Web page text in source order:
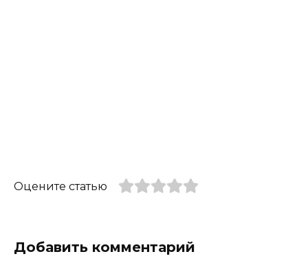
Оцените статью
Добавить комментарий